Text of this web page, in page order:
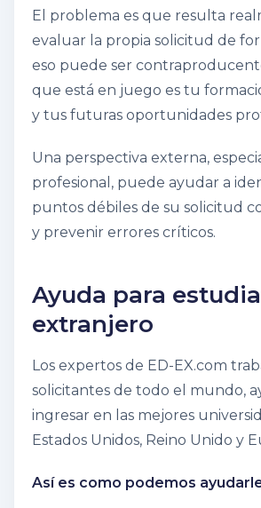
El problema es que resulta
evaluar la propia solicitud de
eso puede ser
que está en juego es tu
y tus futuras oportunidades
Una perspectiva externa,
profesional, puede ayudar a
puntos débiles de su solicitud
y prevenir errores críticos.
Ayuda para
extranjero
Los expertos de ED-EX.com
solicitantes de todo el mundo,
ingresar en las mejores
Estados Unidos, Reino Unido y
Así es como podemos